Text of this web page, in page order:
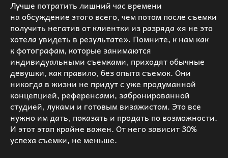
Лучше потратить лишний час времени
на обсуждение этого всего, чем потом после съемки
получить негатив от клиентки из разряда «я не это
хотела увидеть в результате». Помните, к нам как
к фотографам, которые занимаются
индивидуальными съемками, приходят обычные
девушки, как правило, без опыта съемок. Они
никогда в жизни не придут с уже продуманной
концепцией, референсами, забронированной
студией, луками и готовым визажистом. Это все
нужно им дать, показать и продать по возможности.
И этот этап крайне важен. От него зависит 30%
успеха съемки, не меньше.